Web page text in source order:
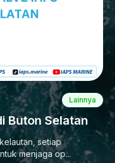
Lainnya
Buton Selatan
setiap
menjaga op...